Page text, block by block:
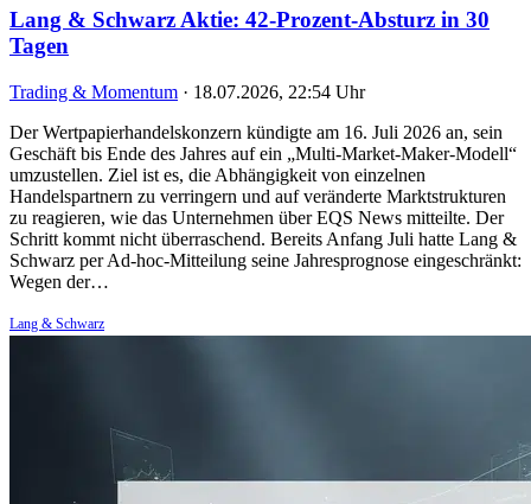
Lang & Schwarz Aktie: 42-Prozent-Absturz in 30
Tagen
Trading & Momentum · 18.07.2026, 22:54 Uhr
Der Wertpapierhandelskonzern kündigte am 16. Juli 2026 an, sein
Geschäft bis Ende des Jahres auf ein „Multi-Market-Maker-Modell“
umzustellen. Ziel ist es, die Abhängigkeit von einzelnen
Handelspartnern zu verringern und auf veränderte Marktstrukturen
zu reagieren, wie das Unternehmen über EQS News mitteilte. Der
Schritt kommt nicht überraschend. Bereits Anfang Juli hatte Lang &
Schwarz per Ad-hoc-Mitteilung seine Jahresprognose eingeschränkt:
Wegen der…
Lang & Schwarz